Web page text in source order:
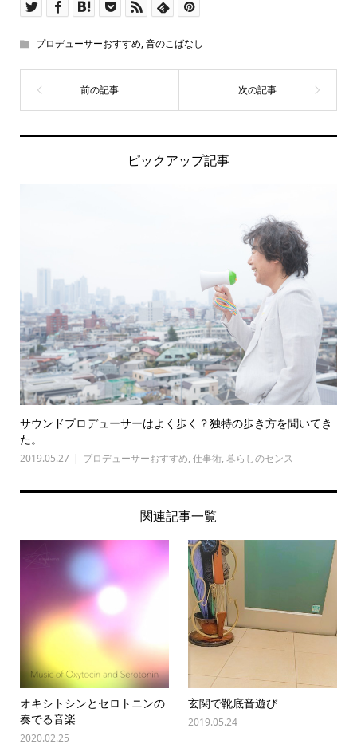
プロデューサーおすすめ,音のこばなし
ピックアップ記事
サウンドプロデューサーはよく歩く？独特の歩き方を聞いてき
た。
2019.05.27 プロデューサーおすすめ, 仕事術, 暮らしのセンス
関連記事一覧
オキシトシンとセロトニンの
奏でる音楽
2020.02.25
玄関で靴底音遊び
2019.05.24